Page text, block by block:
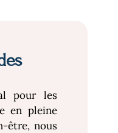
pour les
en pleine
être, nous